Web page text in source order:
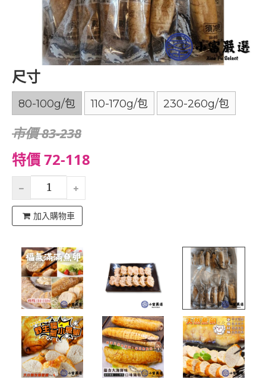
尺寸
80-100g/包 110-170g/包 230-260g/包
市價 83-238
特價 72-118
加入購物車